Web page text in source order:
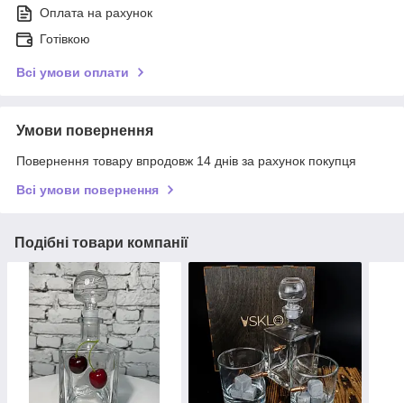
Оплата на рахунок
Готівкою
Всі умови оплати
Умови повернення
Повернення товару впродовж 14 днів за рахунок покупця
Всі умови повернення
Подібні товари компанії